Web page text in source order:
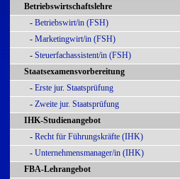
Betriebswirtschaftslehre
- Betriebswirt/in (FSH)
- Marketingwirt/in (FSH)
- Steuerfachassistent/in (FSH)
Staatsexamensvorbereitung
- Erste jur. Staatsprüfung
- Zweite jur. Staatsprüfung
IHK-Studienangebot
- Recht für Führungskräfte (IHK)
- Unternehmensmanager/in (IHK)
FBA-Lehrangebot